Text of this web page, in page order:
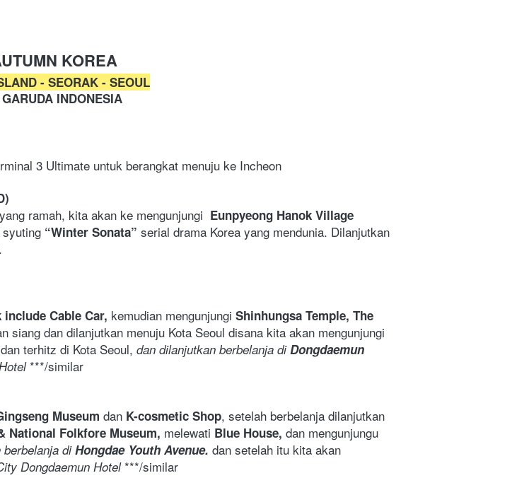
KOREA
- SEORAK - SEOUL
INDONESIA
3 Ultimate untuk berangkat menuju ke Incheon
ramah, kita akan ke mengunjungi
“Winter Sonata” serial drama Korea yang mendunia. Dilanjutkan
include Cable Car, kemudian mengunjungi Shinhungsa Temple, The
terhitz di Kota Seoul, dan dilanjutkan berbelanja di Dongdaemun
***/similar
Museum dan K-cosmetic Shop, setelah berbelanja dilanjutkan
National Folkfore Museum, melewati Blue House, dan mengunjungu
di Hongdae Youth Avenue. dan setelah itu kita akan
Dongdaemun Hotel ***/similar